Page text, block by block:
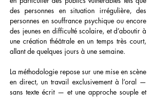
des personnes en situation irrégulière, des
personnes en souffrance psychique ou encore
des jeunes en difficulté scolaire, et d’aboutir à
une création théâtrale en un temps très court,
allant de quelques jours à une semaine.
La méthodologie repose sur une mise en scène
en direct, un travail exclusivement à l’oral —
sans texte écrit — et une approche souple et